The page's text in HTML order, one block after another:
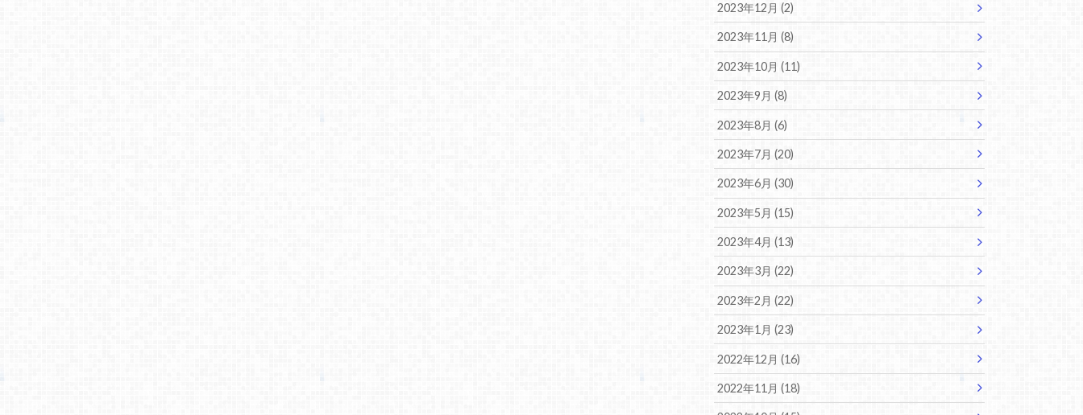
2023年12月 (2)
2023年11月 (8)
2023年10月 (11)
2023年9月 (8)
2023年8月 (6)
2023年7月 (20)
2023年6月 (30)
2023年5月 (15)
2023年4月 (13)
2023年3月 (22)
2023年2月 (22)
2023年1月 (23)
2022年12月 (16)
2022年11月 (18)